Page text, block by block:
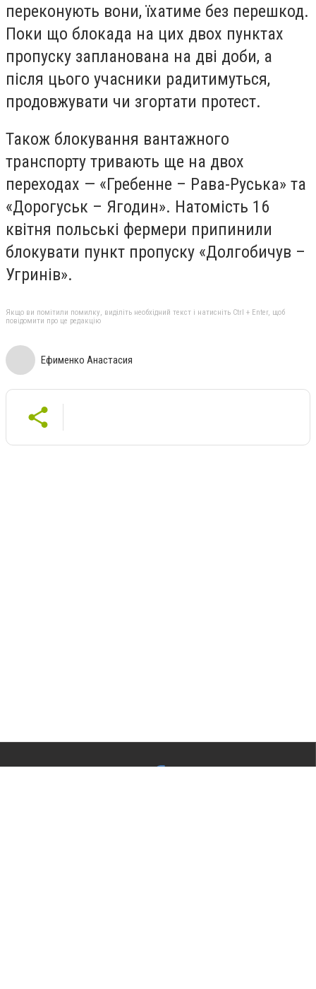
переконують вони, їхатиме без перешкод.
Поки що блокада на цих двох пунктах
пропуску запланована на дві доби, а
після цього учасники радитимуться,
продовжувати чи згортати протест.
Також блокування вантажного
транспорту тривають ще на двох
переходах — «Гребенне – Рава-Руська» та
«Дорогуськ – Ягодин». Натомість 16
квітня польські фермери припинили
блокувати пункт пропуску «Долгобичув –
Угринів».
Якщо ви помітили помилку, виділіть необхідний текст і натисніть Ctrl + Enter, щоб
повідомити про це редакцію
Ефименко Анастасия